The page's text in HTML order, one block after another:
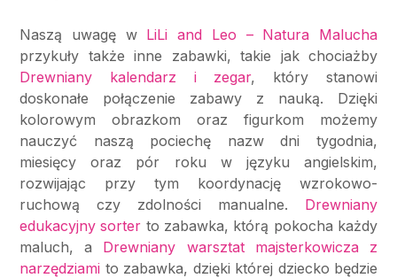
Naszą uwagę w LiLi and Leo – Natura Malucha
przykuły także inne zabawki, takie jak chociażby
Drewniany kalendarz i zegar, który stanowi
doskonałe połączenie zabawy z nauką. Dzięki
kolorowym obrazkom oraz figurkom możemy
nauczyć naszą pociechę nazw dni tygodnia,
miesięcy oraz pór roku w języku angielskim,
rozwijając przy tym koordynację wzrokowo-
ruchową czy zdolności manualne. Drewniany
edukacyjny sorter to zabawka, którą pokocha każdy
maluch, a Drewniany warsztat majsterkowicza z
narzędziami to zabawka, dzięki której dziecko będzie